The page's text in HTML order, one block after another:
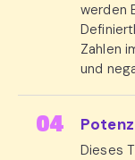
werden
Zahlen
und
Dieses